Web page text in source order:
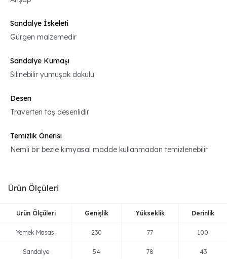
Sandalye İskeleti
Gürgen malzemedir
Sandalye Kumaşı
Silinebilir yumuşak dokulu
Desen
Traverten taş desenlidir
Temizlik Önerisi
Nemli bir bezle kimyasal madde kullanmadan temizlenebilir
Ürün Ölçüleri
Ürün Ölçüleri Genişlik Yükseklik Derinlik
Yemek Masası 230 77 100
Sandalye 54 78 43